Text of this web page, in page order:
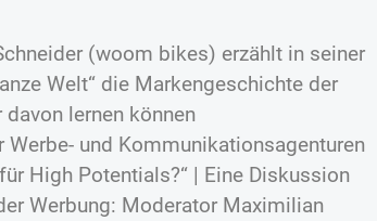
(woom bikes) erzählt in seiner
Welt“ die Markengeschichte der
lernen können
Werbe- und Kommunikationsagenturen
High Potentials?“ | Eine Diskussion
Werbung: Moderator Maximilian